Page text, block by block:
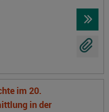
im 20.
in der